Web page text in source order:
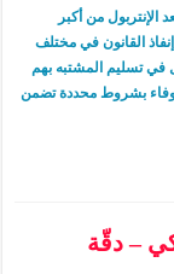
الإنتربول من أكبر
القانون في مختلف
في تسليم المشتبه بهم
بشروط محددة تضمن
– دقّة